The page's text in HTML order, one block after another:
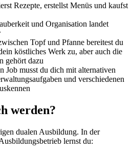
Rezepte, erstellst Menüs und kaufst
und Organisation landet
Topf und Pfanne bereitest du
köstliches Werk zu, aber auch die
gehört dazu
Job musst du dich mit alternativen
und verschiedenen
werden?
dualen Ausbildung. In der
lernst du: